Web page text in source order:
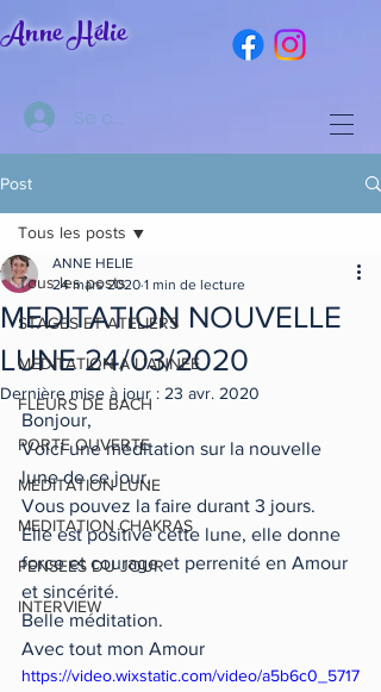
Anne Hélie
Se connecter
Post
Tous les posts
STAGES ET ATELIERS
MEDITATION A L'ANNEE
FLEURS DE BACH
PORTE OUVERTE
MEDITATION LUNE
MEDITATION CHAKRAS
PENSEES DU JOUR
INTERVIEW
Tous les posts
MEDITATION NOUVELLE
LUNE 24/03/2020
ANNE HELIE
24 mars 2020 1 min de lecture
Dernière mise à jour : 23 avr. 2020
Bonjour,
Voici une méditation sur la nouvelle
lune de ce jour.
Vous pouvez la faire durant 3 jours.
Elle est positive cette lune, elle donne
force et courage et perrenité en Amour
et sincérité.
Belle méditation.
Avec tout mon Amour
https://video.wixstatic.com/video/a5b6c0_5717